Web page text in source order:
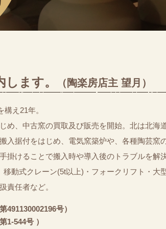
ます。 （陶楽房店主 望月）
え21年。
め、中古窯の買取及び販売を開始。北は北海
入据付をはじめ、電気窯築炉や、各種陶芸窯
掛けることで搬入時や導入後のトラブルを解決
動式クレーン(5t以上)・フォークリフト・大
責任者など。
号）
1-544号 ）